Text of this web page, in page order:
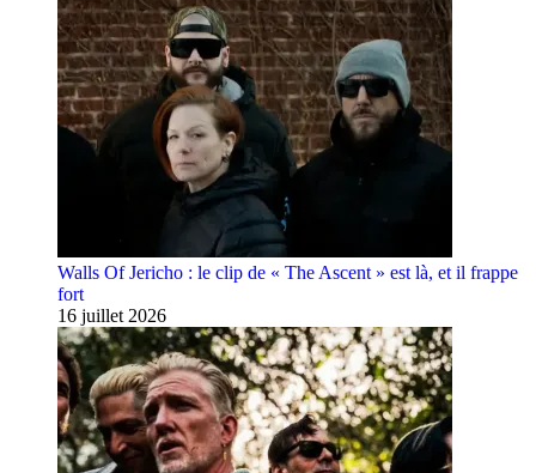
Walls Of Jericho : le clip de « The Ascent » est là, et il frappe
fort
16 juillet 2026